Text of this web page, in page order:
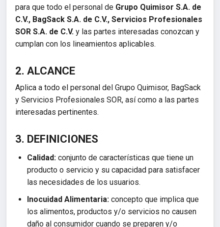
para que todo el personal de Grupo Quimisor S.A. de
C.V., BagSack S.A. de C.V., Servicios Profesionales
SOR S.A. de C.V. y las partes interesadas conozcan y
cumplan con los lineamientos aplicables.
2. ALCANCE
Aplica a todo el personal del Grupo Quimisor, BagSack
y Servicios Profesionales SOR, así como a las partes
interesadas pertinentes.
3. DEFINICIONES
Calidad: conjunto de características que tiene un
producto o servicio y su capacidad para satisfacer
las necesidades de los usuarios.
Inocuidad Alimentaria: concepto que implica que
los alimentos, productos y/o servicios no causen
daño al consumidor cuando se preparen y/o